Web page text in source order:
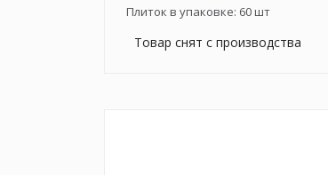
Плиток в упаковке: 60шт
Товар снят с производства